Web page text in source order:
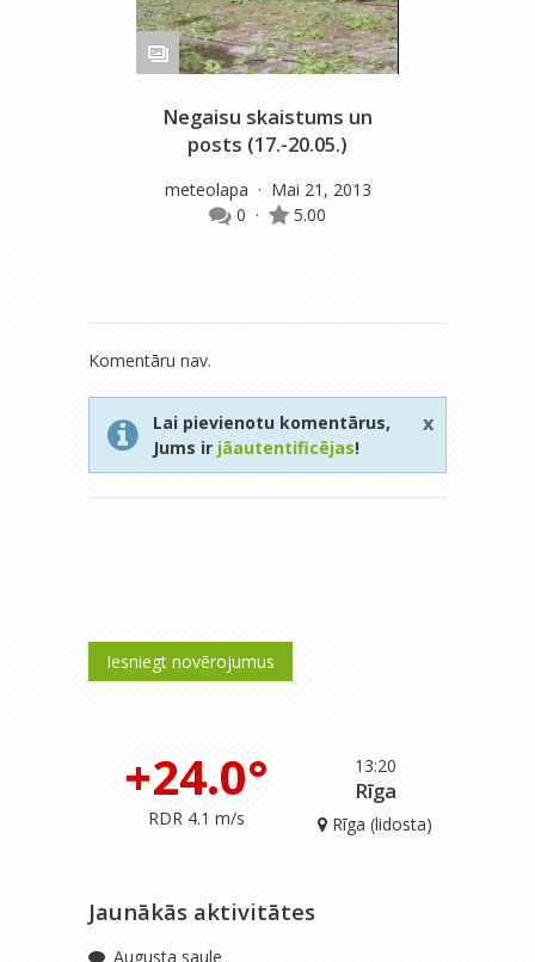
Negaisu skaistums un
posts (17.-20.05.)
meteolapa · Mai 21, 2013
0 · 5.00
Komentāru nav.
Lai pievienotu komentārus,
Jums ir jāautentificējas!
x
Iesniegt novērojumus
13:20
+24.0°
RDR 4.1 m/s
Rīga
Rīga (lidosta)
Jaunākās aktivitātes
Augusta saule